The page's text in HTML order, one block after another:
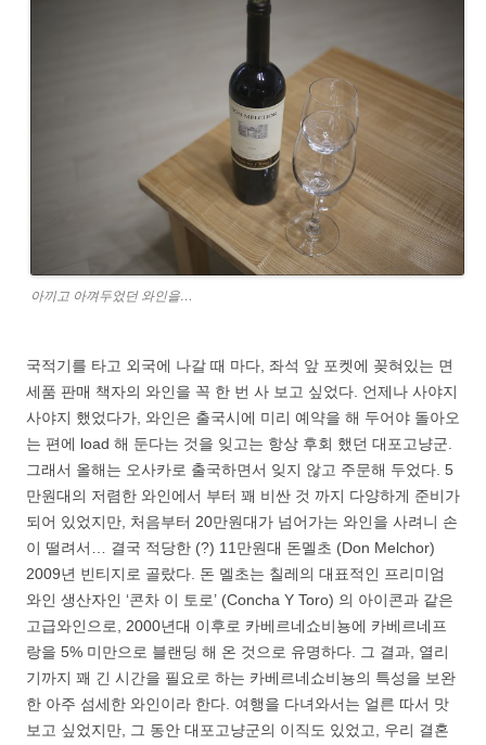
아끼고 아껴두었던 와인을…
국적기를 타고 외국에 나갈 때 마다, 좌석 앞 포켓에 꽂혀있는 면
세품 판매 책자의 와인을 꼭 한 번 사 보고 싶었다. 언제나 사야지
사야지 했었다가, 와인은 출국시에 미리 예약을 해 두어야 돌아오
는 편에 load 해 둔다는 것을 잊고는 항상 후회 했던 대포고냥군.
그래서 올해는 오사카로 출국하면서 잊지 않고 주문해 두었다. 5
만원대의 저렴한 와인에서 부터 꽤 비싼 것 까지 다양하게 준비가
되어 있었지만, 처음부터 20만원대가 넘어가는 와인을 사려니 손
이 떨려서… 결국 적당한 (?) 11만원대 돈멜초 (Don Melchor)
2009년 빈티지로 골랐다. 돈 멜초는 칠레의 대표적인 프리미엄
와인 생산자인 ‘콘차 이 토로’ (Concha Y Toro) 의 아이콘과 같은
고급와인으로, 2000년대 이후로 카베르네쇼비뇽에 카베르네프
랑을 5% 미만으로 블랜딩 해 온 것으로 유명하다. 그 결과, 열리
기까지 꽤 긴 시간을 필요로 하는 카베르네쇼비뇽의 특성을 보완
한 아주 섬세한 와인이라 한다. 여행을 다녀와서는 얼른 따서 맛
보고 싶었지만, 그 동안 대포고냥군의 이직도 있었고, 우리 결혼